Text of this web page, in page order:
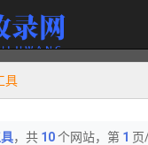
具
，共 10个网站，第 1